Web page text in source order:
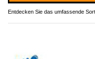
Entdecken Sie das umfassende